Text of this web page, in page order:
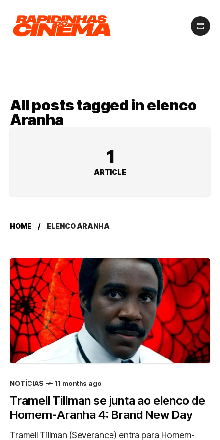
All posts tagged in elenco
Aranha
1
ARTICLE
HOME ELENCO ARANHA
NOTÍCIAS 11 months ago
Tramell Tillman se junta ao elenco de
Homem-Aranha 4: Brand New Day
Tramell Tillman (Severance) entra para Homem-